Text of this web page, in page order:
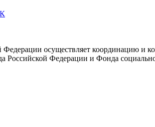
осуществляет координацию и
Российской Федерации и Фонда